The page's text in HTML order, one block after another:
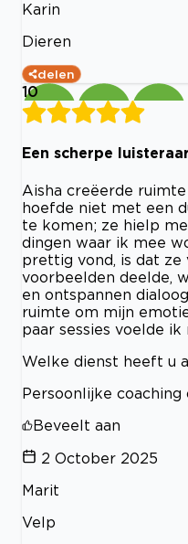
Karin
Dieren
delen
10
Een scherpe
Aisha creëerde
hoefde niet met een
te komen; ze hielp
dingen waar ik mee
prettig vond, is dat ze
voorbeelden deelde,
en ontspannen
ruimte om mijn
paar sessies voelde
Welke dienst heeft u
Persoonlijke coaching
Beveelt aan
2 October 2025
Marit
Velp